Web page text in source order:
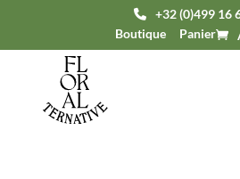
+32 (0)499 16
Boutique
Panier